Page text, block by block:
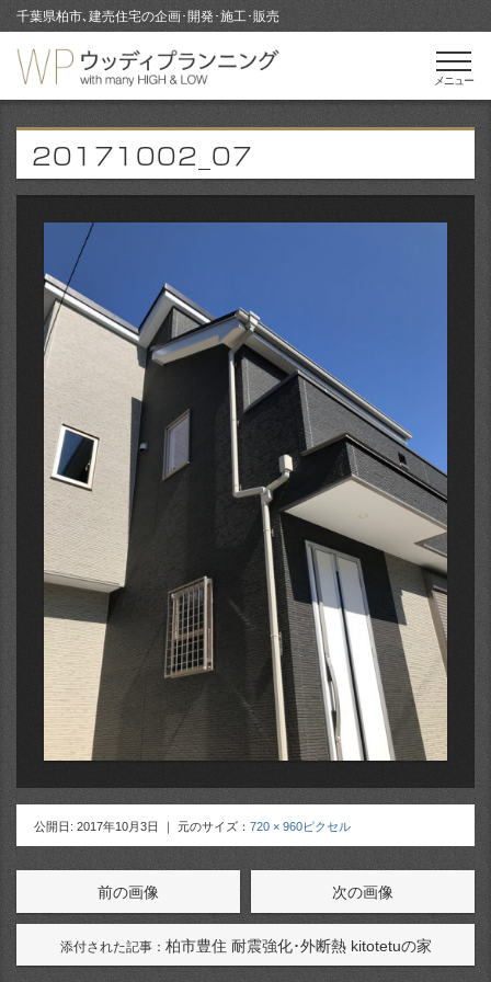
千葉県柏市､建売住宅の企画･開発･施工･販売
メニュー
20171002_07
公開日: 2017年10月3日 ｜ 元のサイズ： 720 × 960ピクセル
前の画像 次の画像
添付された記事： 柏市豊住 耐震強化･外断熱 kitotetuの家